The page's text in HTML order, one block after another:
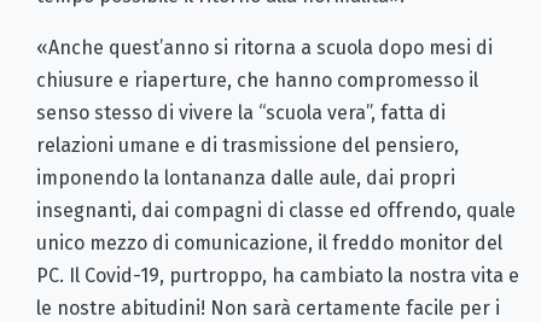
«Anche quest’anno si ritorna a scuola dopo mesi di
chiusure e riaperture, che hanno compromesso il
senso stesso di vivere la “scuola vera”, fatta di
relazioni umane e di trasmissione del pensiero,
imponendo la lontananza dalle aule, dai propri
insegnanti, dai compagni di classe ed offrendo, quale
unico mezzo di comunicazione, il freddo monitor del
PC. Il Covid-19, purtroppo, ha cambiato la nostra vita e
le nostre abitudini! Non sarà certamente facile per i